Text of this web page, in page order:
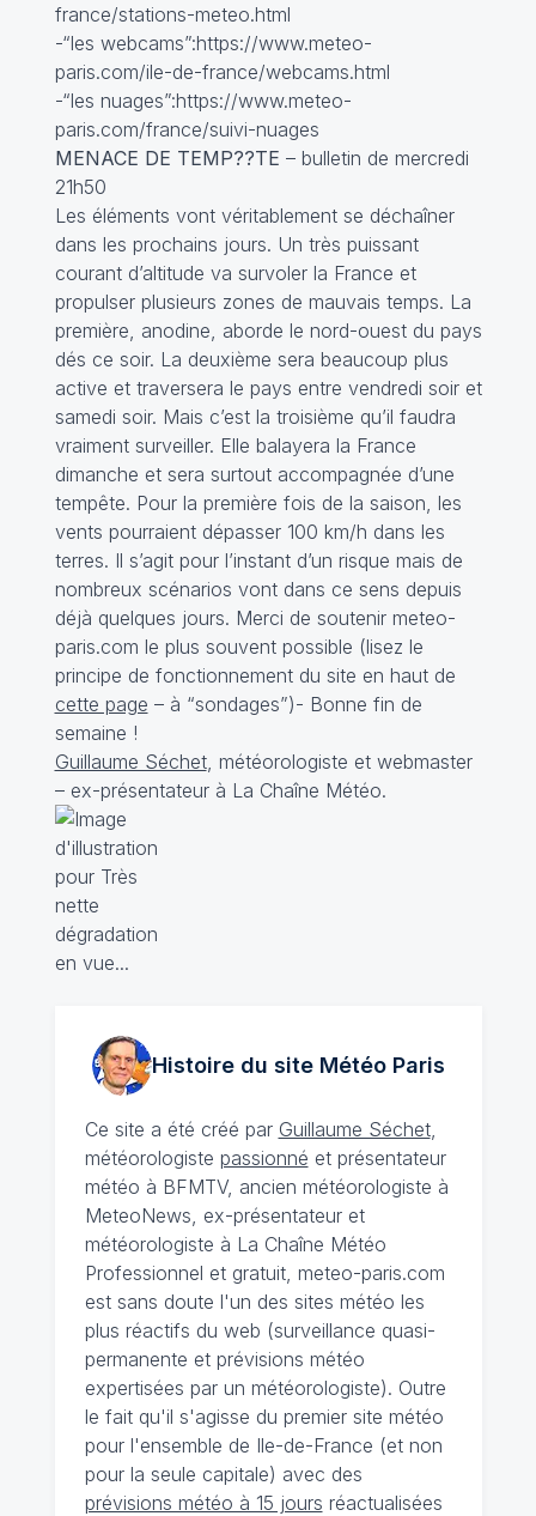
france/stations-meteo.html
-“les webcams”:https://www.meteo-
paris.com/ile-de-france/webcams.html
-“les nuages”:https://www.meteo-
paris.com/france/suivi-nuages
MENACE DE TEMP??TE – bulletin de mercredi
21h50
Les éléments vont véritablement se déchaîner
dans les prochains jours. Un très puissant
courant d’altitude va survoler la France et
propulser plusieurs zones de mauvais temps. La
première, anodine, aborde le nord-ouest du pays
dés ce soir. La deuxième sera beaucoup plus
active et traversera le pays entre vendredi soir et
samedi soir. Mais c’est la troisième qu’il faudra
vraiment surveiller. Elle balayera la France
dimanche et sera surtout accompagnée d’une
tempête. Pour la première fois de la saison, les
vents pourraient dépasser 100 km/h dans les
terres. Il s’agit pour l’instant d’un risque mais de
nombreux scénarios vont dans ce sens depuis
déjà quelques jours. Merci de soutenir meteo-
paris.com le plus souvent possible (lisez le
principe de fonctionnement du site en haut de
cette page – à “sondages”)- Bonne fin de
semaine !
Guillaume Séchet, météorologiste et webmaster
– ex-présentateur à La Chaîne Météo.
Histoire du site MétéoParis
Ce site a été créé par Guillaume Séchet,
météorologiste passionné et présentateur
météo à BFMTV, ancien météorologiste à
MeteoNews, ex-présentateur et
météorologiste à La Chaîne Météo
Professionnel et gratuit, meteo-paris.com
est sans doute l'un des sites météo les
plus réactifs du web (surveillance quasi-
permanente et prévisions météo
expertisées par un météorologiste). Outre
le fait qu'il s'agisse du premier site météo
pour l'ensemble de Ile-de-France (et non
pour la seule capitale) avec des
prévisions météo à 15 jours réactualisées